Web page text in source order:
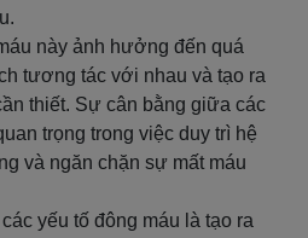
này ảnh hưởng đến quá
tương tác với nhau và tạo ra
thiết. Sự cân bằng giữa các
trọng trong việc duy trì hệ
và ngăn chặn sự mất máu
yếu tố đông máu là tạo ra